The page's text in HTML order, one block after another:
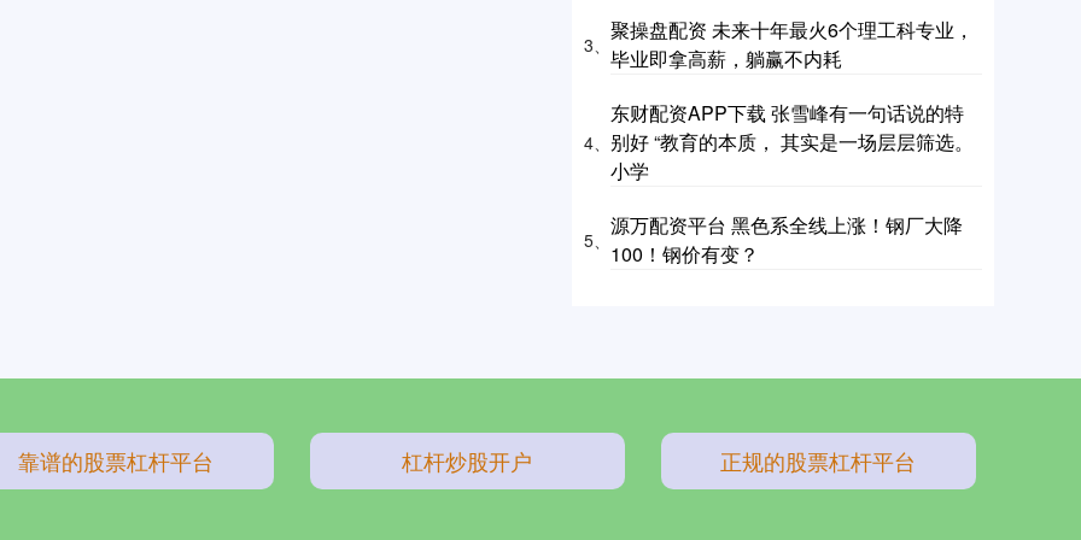
3、
聚操盘配资 未来十年最火6个理工科专业，
毕业即拿高薪，躺赢不内耗
4、
东财配资APP下载 张雪峰有一句话说的特
别好 “教育的本质， 其实是一场层层筛选。
小学
5、
源万配资平台 黑色系全线上涨！钢厂大降
100！钢价有变？
靠谱的股票杠杆平台 杠杆炒股开户 正规的股票杠杆平台